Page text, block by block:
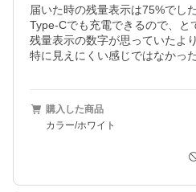
届いた時の残量表示は75%でした
Type-Cでも充電できるので、と
残量表示の数字が思っていたよ
購入した商品
カラー/ホワイト